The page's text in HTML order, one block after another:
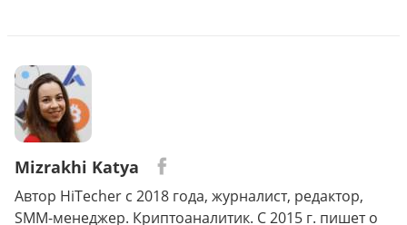
Mizrakhi Katya
Автор HiTecher с 2018 года, журналист, редактор,
SMM-менеджер. Криптоаналитик. С 2015 г. пишет о